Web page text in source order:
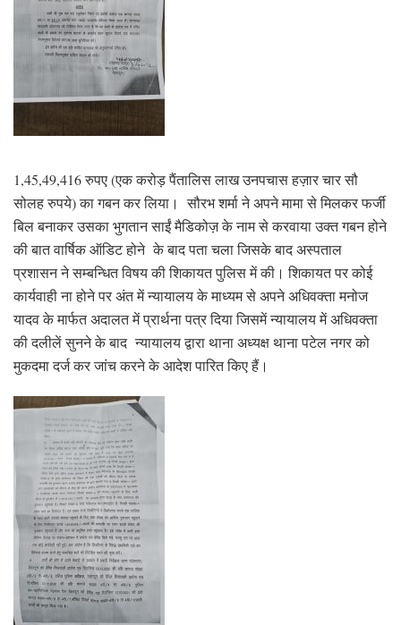
1,45,49,416 रुपए (एक करोड़ पैंतालिस लाख उनपचास हज़ार चार सौ
सोलह रुपये) का गबन कर लिया। सौरभ शर्मा ने अपने मामा से मिलकर फर्जी
बिल बनाकर उसका भुगतान साईं मैडिकोज़ के नाम से करवाया उक्त गबन होने
की बात वार्षिक ऑडिट होने के बाद पता चला जिसके बाद अस्पताल
प्रशासन ने सम्बन्धित विषय की शिकायत पुलिस में की। शिकायत पर कोई
कार्यवाही ना होने पर अंत में न्यायालय के माध्यम से अपने अधिवक्ता मनोज
यादव के मार्फत अदालत में प्रार्थना पत्र दिया जिसमें न्यायालय में अधिवक्ता
की दलीलें सुनने के बाद न्यायालय द्वारा थाना अध्यक्ष थाना पटेल नगर को
मुकदमा दर्ज कर जांच करने के आदेश पारित किए हैं।